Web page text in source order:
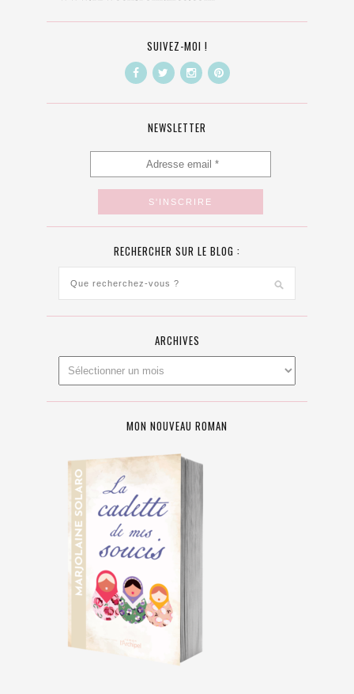
SUIVEZ-MOI !
NEWSLETTER
RECHERCHER SUR LE BLOG :
ARCHIVES
MON NOUVEAU ROMAN